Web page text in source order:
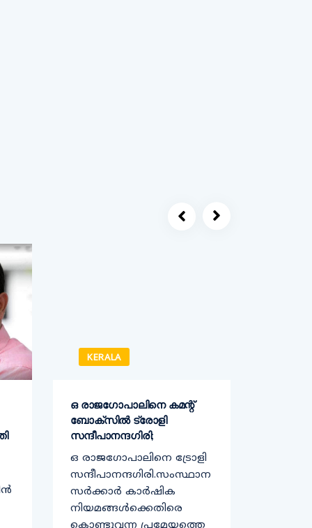
KERALA
ഒ രാജഗോപാലിനെ കമന്റ്
ബോക്സിൽ ട്രോളി
സന്ദീപാനന്ദഗിരി;
ഒ രാജഗോപാലിനെ ട്രോളി
സന്ദീപാനന്ദഗിരി.സംസ്ഥാന
സര്‍ക്കാര്‍ കാര്‍ഷിക
നിയമങ്ങള്‍ക്കെതിരെ
കൊണ്ടുവന്ന പ്രമേയത്തെ